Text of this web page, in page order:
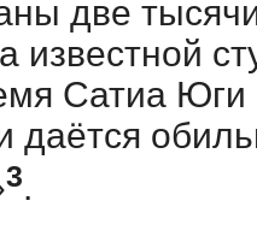
две
известной
Сатиа
даётся
3.